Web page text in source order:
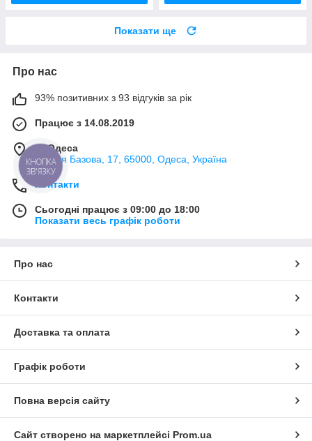
Показати ще
Про нас
93% позитивних з 93 відгуків за рік
Працює з 14.08.2019
м. Одеса
вулиця Базова, 17, 65000, Одеса, Україна
Контакти
Сьогодні працює з 09:00 до 18:00
Показати весь графік роботи
Про нас
Контакти
Доставка та оплата
Графік роботи
Повна версія сайту
Сайт створено на маркетплейсі Prom.ua
КНОПКА
ЗВ'ЯЗКУ